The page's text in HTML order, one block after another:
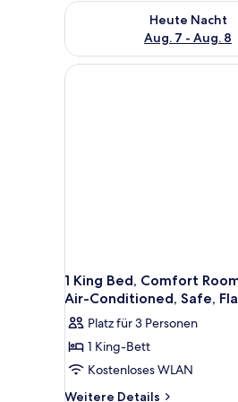
Heute Nacht
Aug. 7 - Aug. 8
Überprüfe die
1 King Bed, Comfort
Air-Conditioned, Safe,
Platz für 3 Personen
1 King-Bett
Kostenloses WLAN
Weitere Details
Weitere